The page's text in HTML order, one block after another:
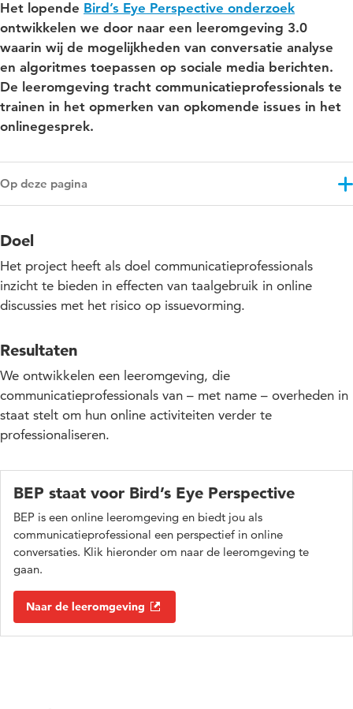
Het lopende Bird’s Eye Perspective onderzoek
ontwikkelen we door naar een leeromgeving 3.0
waarin wij de mogelijkheden van conversatie analyse
en algoritmes toepassen op sociale media berichten.
De leeromgeving tracht communicatieprofessionals te
trainen in het opmerken van opkomende issues in het
onlinegesprek.
Op deze pagina
Resultaten
Aanpak
Impact voor het onderwijs
Projectupdates
Samenwerking met kennispartners
Cofinanciering
Meer weten?
Doel
Het project heeft als doel communicatieprofessionals
inzicht te bieden in effecten van taalgebruik in online
discussies met het risico op issuevorming.
Resultaten
We ontwikkelen een leeromgeving, die
communicatieprofessionals van – met name – overheden in
staat stelt om hun online activiteiten verder te
professionaliseren.
BEP staat voor Bird’s Eye Perspective
BEP is een online leeromgeving en biedt jou als
communicatieprofessional een perspectief in online
conversaties. Klik hieronder om naar de leeromgeving te
gaan.
Naar de leeromgeving